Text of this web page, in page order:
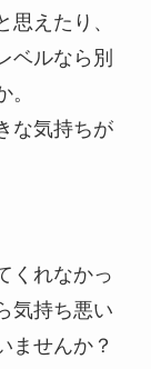
えたり、
ベルなら別
な気持ちが
くれなかっ
気持ち悪い
ませんか？